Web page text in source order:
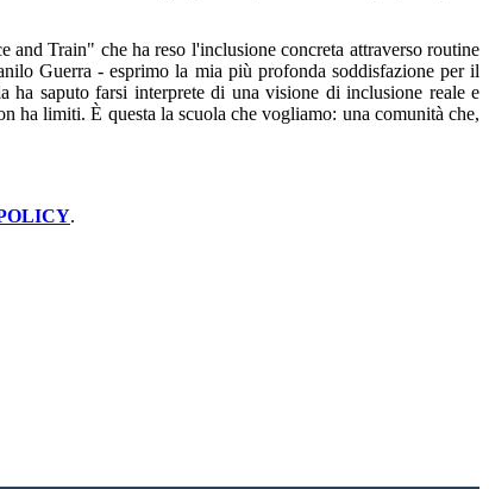
and Train" che ha reso l'inclusione concreta attraverso routine
Guerra - esprimo la mia più profonda soddisfazione per il
ha saputo farsi interprete di una visione di inclusione reale e
ha limiti. È questa la scuola che vogliamo: una comunità che,
.